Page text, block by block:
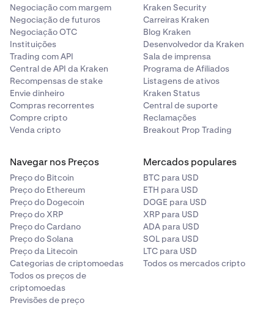
Ponzi podem levar à perda total de investimentos.
Risco tecnológico
: Bugs ou falhas na tecnologia de
blockchain podem prejudicar a funcionalidade ou o
valor de uma criptomoeda.
Risco para provedor
: Se uma plataforma ou
exchange de criptomoedas falir ou for hackeada,
você pode perder o acesso aos seus fundos.
Risco Smart Contract
: Vulnerabilidades ou bugs em
Negociação com margem
Negociação de futuros
Negociação OTC
Instituições
Trading com API
Central de API da Kraken
Recompensas de stake
Envie dinheiro
Compras recorrentes
Compre cripto
Venda cripto
Kraken Security
Carreiras Kraken
Blog Kraken
Desenvolvedor da Kraken
Sala de imprensa
Programa de Afiliados
Listagens de ativos
Kraken Status
Central de suporte
Reclamações
Breakout Prop Trading
Navegar nos Preços
Preço do Bitcoin
Preço do Ethereum
Preço do Dogecoin
Preço do XRP
Preço do Cardano
Preço do Solana
Preço da Litecoin
Categorias de criptomoedas
Todos os preços de
criptomoedas
Previsões de preço
Mercados populares
BTC para USD
ETH para USD
DOGE para USD
XRP para USD
ADA para USD
SOL para USD
LTC para USD
Todos os mercados cripto